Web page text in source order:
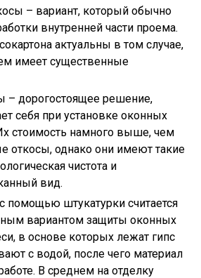
– вариант, который обычно
внутренней части проема.
актуальны в том случае,
имеет существенные
– дорогостоящее решение,
себя при установке оконных
стоимость намного выше, чем
откосы, однако они имеют такие
чистота и
вид.
помощью штукатурки считается
вариантом защиты оконных
в основе которых лежат гипс
с водой, после чего материал
В среднем на отделку